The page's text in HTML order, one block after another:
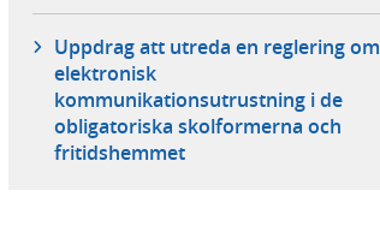
Uppdrag att utreda en reglering om
elektronisk
kommunikationsutrustning i de
obligatoriska skolformerna och
fritidshemmet